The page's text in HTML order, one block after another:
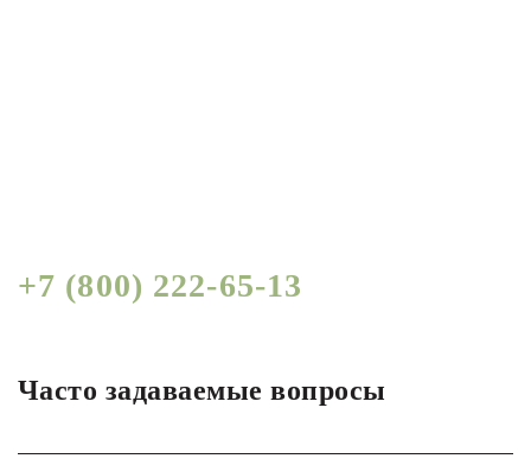
+7 (800) 222-65-13
Часто задаваемые вопросы